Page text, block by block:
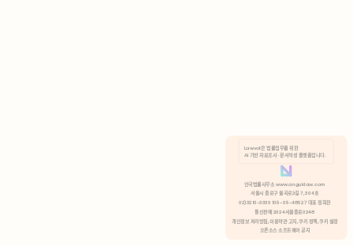
분석 쿠키 허용
Lawvot은 법률업무를 위한
AI 기반 자료조사 · 문서작성 플랫폼입니다.
안국법률사무소 www.anguklaw.com
서울시 종로구 율곡로2길 7, 304호
02)3210-3330 105-05-48527 대표 정희찬
통신판매 2024서울종로0248
개인정보 처리방침, 이용약관 고지, 쿠키 정책, 쿠키 설정
오픈소스 소프트웨어 공지